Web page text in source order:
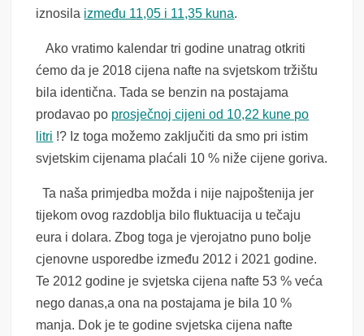
iznosila između 11,05 i 11,35 kuna.
Ako vratimo kalendar tri godine unatrag otkriti
ćemo da je 2018 cijena nafte na svjetskom tržištu
bila identična. Tada se benzin na postajama
prodavao po prosječnoj cijeni od 10,22 kune po
litri !? Iz toga možemo zaključiti da smo pri istim
svjetskim cijenama plaćali 10 % niže cijene goriva.
Ta naša primjedba možda i nije najpoštenija jer
tijekom ovog razdoblja bilo fluktuacija u tečaju
eura i dolara. Zbog toga je vjerojatno puno bolje
cjenovne usporedbe između 2012 i 2021 godine.
Te 2012 godine je svjetska cijena nafte 53 % veća
nego danas,a ona na postajama je bila 10 %
manja. Dok je te godine svjetska cijena nafte